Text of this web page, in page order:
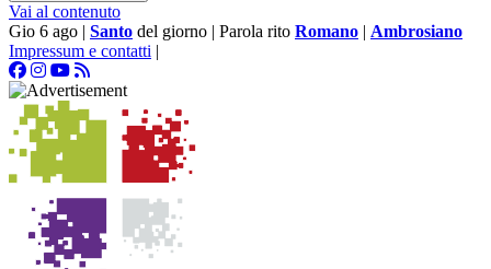
Vai al contenuto
Gio 6 ago | Santo del giorno | Parola rito Romano | Ambrosiano
Impressum e contatti |